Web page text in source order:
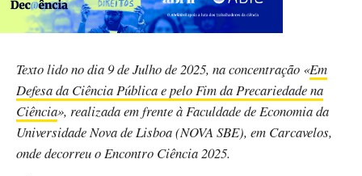
Texto lido no dia 9 de Julho de 2025, na concentração «Em
Defesa da Ciência Pública e pelo Fim da Precariedade na
Ciência», realizada em frente à Faculdade de Economia da
Universidade Nova de Lisboa (NOVA SBE), em Carcavelos,
onde decorreu o Encontro Ciência 2025.